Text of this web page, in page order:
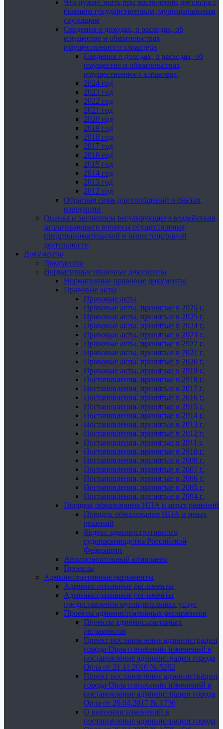
Что нужно знать при заключении договора с
бывшим государственным, муниципальным
служащим
Сведения о доходах, о расходах, об
имуществе и обязательствах
имущественного характера
Сведения о доходах, о расходах, об
имуществе и обязательствах
имущественного характера
2024 год
2023 год
2022 год
2021 год
2020 год
2019 год
2018 год
2017 год
2016 год
2015 год
2014 год
2013 год
2012 год
Обратная связь для сообщений о фактах
коррупции
Оценка и экспертиза регулирующего воздействия,
затрагивающего вопросы осуществления
предпринимательской и инвестиционной
деятельности
Документы
Документы
Нормативные правовые документы
Нормативные правовые документы
Правовые акты
Правовые акты
Правовые акты, принятые в 2026 г.
Правовые акты, принятые в 2025 г.
Правовые акты, принятые в 2024 г.
Правовые акты, принятые в 2023 г.
Правовые акты, принятые в 2022 г.
Правовые акты, принятые в 2021 г.
Правовые акты, принятые в 2020 г.
Правовые акты, принятые в 2019 г.
Постановления, принятые в 2018 г.
Постановления, принятые в 2017 г.
Постановления, принятые в 2016 г.
Постановления, принятые в 2015 г.
Постановления, принятые в 2014 г.
Постановления, принятые в 2013 г.
Постановления, принятые в 2012 г.
Постановления, принятые в 2011 г.
Постановления, принятые в 2010 г.
Постановления, принятые в 2009 г.
Постановления, принятые в 2007 г.
Постановления, принятые в 2006 г.
Постановления, принятые в 2005 г.
Постановления, принятые в 2004 г.
Порядок обжалования НПА и иных решений
Порядок обжалования НПА и иных
решений
Кодекс административного
судопроизводства Российской
Федерации
Антимонопольный комплаенс
Проекты
Административные регламенты
Административные регламенты
Административные регламенты
предоставления муниципальных услуг
Проекты административных регламентов
Проекты административных
регламентов
Проект постановления администрации
города Орла о внесении изменений в
постановление администрации города
Орла от 21.11.2016 № 5282
Проект постановления администрации
города Орла о внесении изменений в
постановление администрации города
Орла от 26.04.2017 № 1736
О внесении изменений в
постановление администрации города